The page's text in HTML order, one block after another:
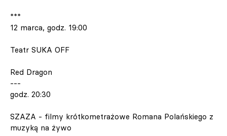
***
12 marca, godz. 19:00
Teatr SUKA OFF
Red Dragon
---
godz. 20:30
SZAZA - filmy krótkometrażowe Romana Polańskiego z
muzyką na żywo